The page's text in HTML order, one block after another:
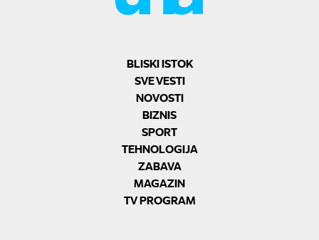
BLISKI ISTOK
SVE VESTI
NOVOSTI
BIZNIS
SPORT
TEHNOLOGIJA
ZABAVA
MAGAZIN
TV PROGRAM